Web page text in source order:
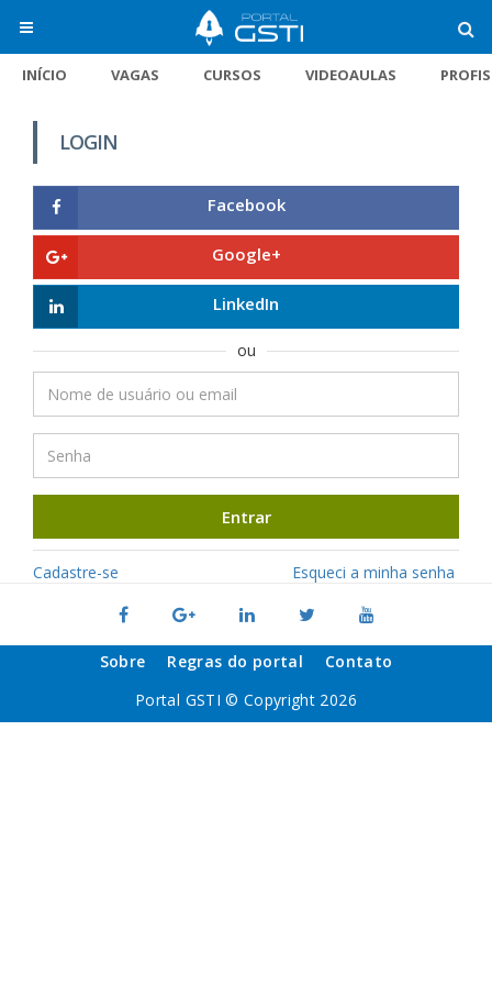
INÍCIO VAGAS CURSOS VIDEOAULAS
LOGIN
Facebook
Google+
LinkedIn
ou
Entrar
Cadastre-se Esqueci a minha senha
Sobre Regras do portal
Contato
Portal GSTI © Copyright 2026